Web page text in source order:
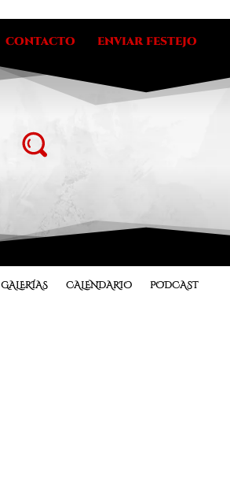
CONTACTO ENVIAR FESTEJO
GALERÍAS CALENDARIO PODCAST